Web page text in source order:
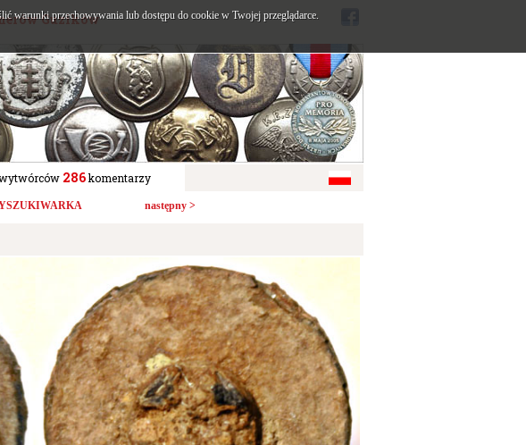
Guzików
286komentarzy
następny >
warunki przechowywania lub dostępu do cookie w Twojej przeglądarce.